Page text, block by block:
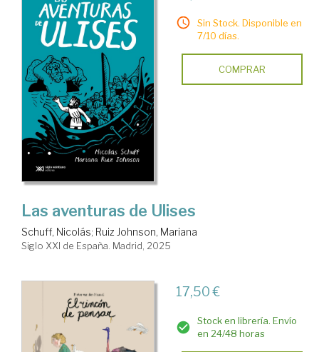
Sin Stock. Disponible en
7/10 días.
COMPRAR
Las aventuras de Ulises
Schuff, Nicolás; Ruiz Johnson, Mariana
Siglo XXI de España. Madrid, 2025
17,50 €
Stock en librería. Envío
en 24/48 horas